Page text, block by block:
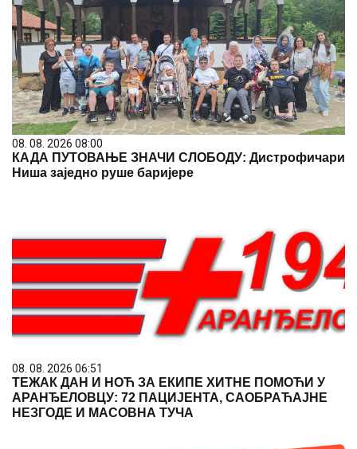
08. 08. 2026 08:00
КАДА ПУТОВАЊЕ ЗНАЧИ СЛОБОДУ: Дистрофичари
Ниша заједно руше баријере
08. 08. 2026 06:51
ТЕЖАК ДАН И НОЋ ЗА ЕКИПЕ ХИТНЕ ПОМОЋИ У
АРАНЂЕЛОВЦУ: 72 ПАЦИЈЕНТА, САОБРАЋАЈНЕ
НЕЗГОДЕ И МАСОВНА ТУЧА